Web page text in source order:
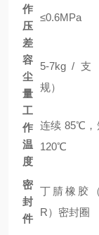
作
压
差
≤0.6MPa
容
尘
量
5-7kg / 支
规）
工
作
温
度
连续 85℃，
120℃
密
封
件
丁腈橡胶
R）密封圈